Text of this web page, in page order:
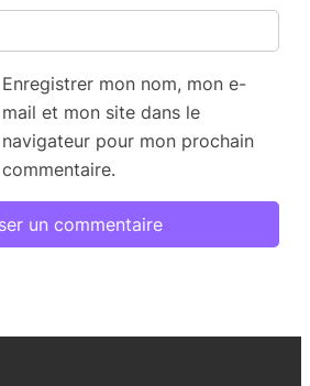
Enregistrer mon nom, mon e-
mail et mon site dans le
navigateur pour mon prochain
commentaire.